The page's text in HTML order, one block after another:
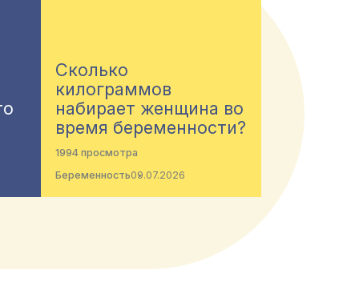
Сколько
килограммов
набирает женщина во
время беременности?
1994 просмотра
Беременность09.07.2026